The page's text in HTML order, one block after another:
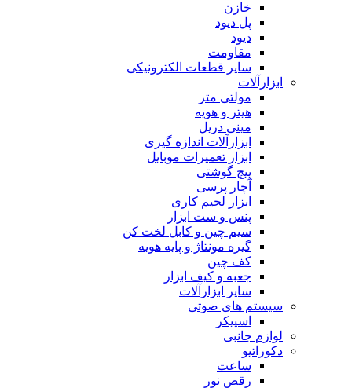
خازن
پل دیود
دیود
مقاومت
سایر قطعات الکترونیکی
ابزارآلات
مولتی متر
هیتر و هویه
مینی دریل
ابزارآلات اندازه گیری
ابزار تعمیرات موبایل
پیچ گوشتی
آچار پرسی
ابزار لحیم کاری
پنس و ست ابزار
سیم چین و کابل لخت کن
گیره مونتاژ و پایه هویه
کف چین
جعبه و کیف ابزار
سایر ابزارآلات
سیستم های صوتی
اسپیکر
لوازم جانبی
دکوراتیو
ساعت
رقص نور